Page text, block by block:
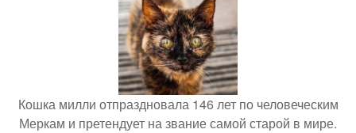
Кошка милли отпраздновала 146 лет по человеческим
Меркам и претендует на звание самой старой в мире.